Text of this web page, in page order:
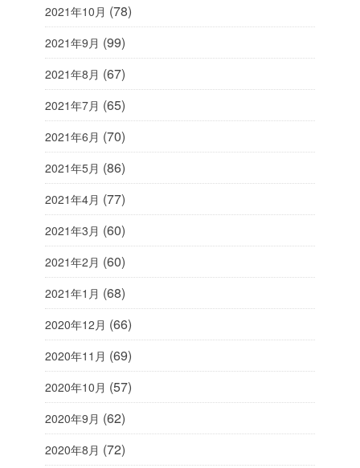
2021年10月 (78)
2021年9月 (99)
2021年8月 (67)
2021年7月 (65)
2021年6月 (70)
2021年5月 (86)
2021年4月 (77)
2021年3月 (60)
2021年2月 (60)
2021年1月 (68)
2020年12月 (66)
2020年11月 (69)
2020年10月 (57)
2020年9月 (62)
2020年8月 (72)